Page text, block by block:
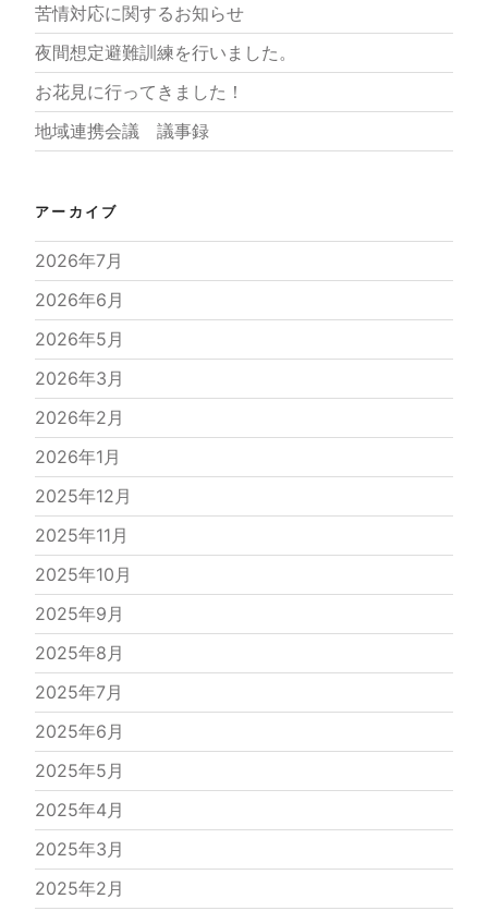
苦情対応に関するお知らせ
夜間想定避難訓練を行いました。
お花見に行ってきました！
地域連携会議 議事録
アーカイブ
2026年7月
2026年6月
2026年5月
2026年3月
2026年2月
2026年1月
2025年12月
2025年11月
2025年10月
2025年9月
2025年8月
2025年7月
2025年6月
2025年5月
2025年4月
2025年3月
2025年2月